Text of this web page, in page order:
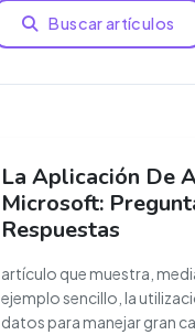
Buscar artículos
La Aplicación De
Microsoft:
Respuestas
artículo que muestra,
ejemplo sencillo, la
datos para manejar gran